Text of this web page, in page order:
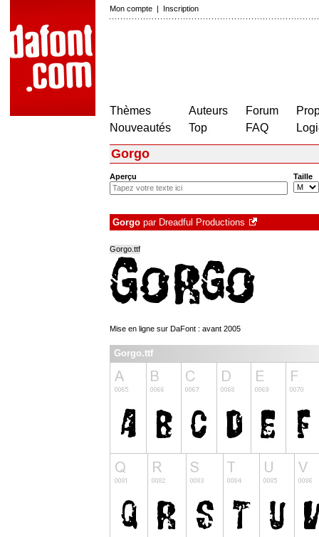
Mon compte | Inscription
Thèmes
Nouveautés
Auteurs
Top
Forum
FAQ
Gorgo
Aperçu Taille
Gorgo par Dreadful Productions
Gorgo.ttf
Mise en ligne sur DaFont : avant 2005
Gorgo.ttf